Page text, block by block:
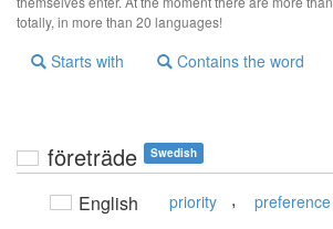
totally, in more than 20 languages!
Starts with Contains the word
företräde Swedish
English priority , preference